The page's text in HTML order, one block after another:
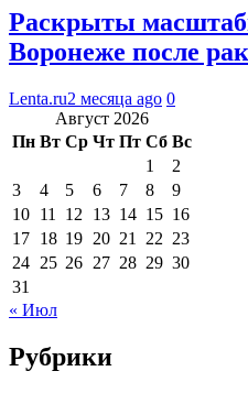
Раскрыты
Воронеже после
Lenta.ru2 месяца ago 0
Август 2026
Пн Вт Ср Чт Пт Сб Вс
1
2
3
4 5 6 7 8
9
10 11 12 13 14 15 16
17 18 19 20 21 22 23
24 25 26 27 28 29 30
31
« Июл
Рубрики